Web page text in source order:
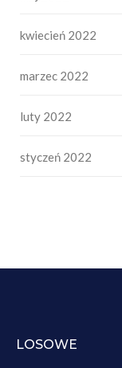
kwiecień 2022
marzec 2022
luty 2022
styczeń 2022
LOSOWE